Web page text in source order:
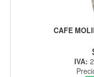
CAFE
IVA: